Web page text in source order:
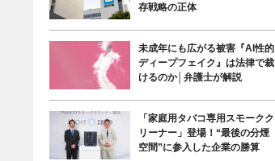
存戦略の正体
未成年にも広がる被害『AI性的
ディープフェイク』は法律で裁
けるのか│弁護士が解説
「家庭用タバコ専用スモークク
リーナー」登場！“最後の分煙
空間”に参入した企業の勝算